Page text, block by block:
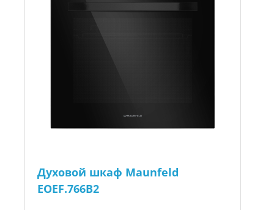
Духовой шкаф Maunfeld
EOEF.766B2